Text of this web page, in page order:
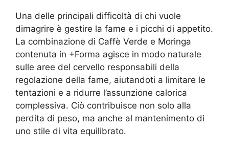
Una delle principali difficoltà di chi vuole
dimagrire è gestire la fame e i picchi di appetito.
La combinazione di Caffè Verde e Moringa
contenuta in +Forma agisce in modo naturale
sulle aree del cervello responsabili della
regolazione della fame, aiutandoti a limitare le
tentazioni e a ridurre l’assunzione calorica
complessiva. Ciò contribuisce non solo alla
perdita di peso, ma anche al mantenimento di
uno stile di vita equilibrato.